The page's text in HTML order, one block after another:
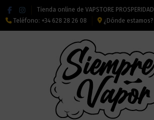
Tienda online de VAPSTORE PROSPERIDAD
Teléfono: +34 628 28 26 08 ¿Dónde estamos?